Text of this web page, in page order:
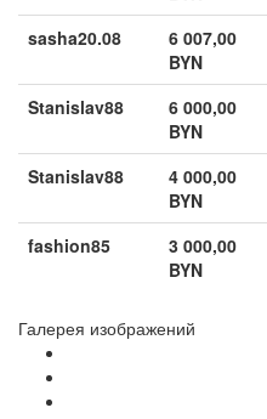
sasha20.08
6 007,00
BYN
Stanislav88
6 000,00
BYN
Stanislav88
4 000,00
BYN
fashion85
3 000,00
BYN
Галерея изображений